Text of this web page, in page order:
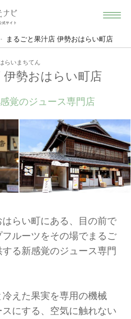
まるごと果汁店 伊勢おはらい町店
らいまちてん
伊勢おはらい町店
覚のジュース専門店
らい町にある、目の前で
ルーツをその場でまるご
る新感覚のジュース専門
えた果実を専用の機械
にする、空気に触れない